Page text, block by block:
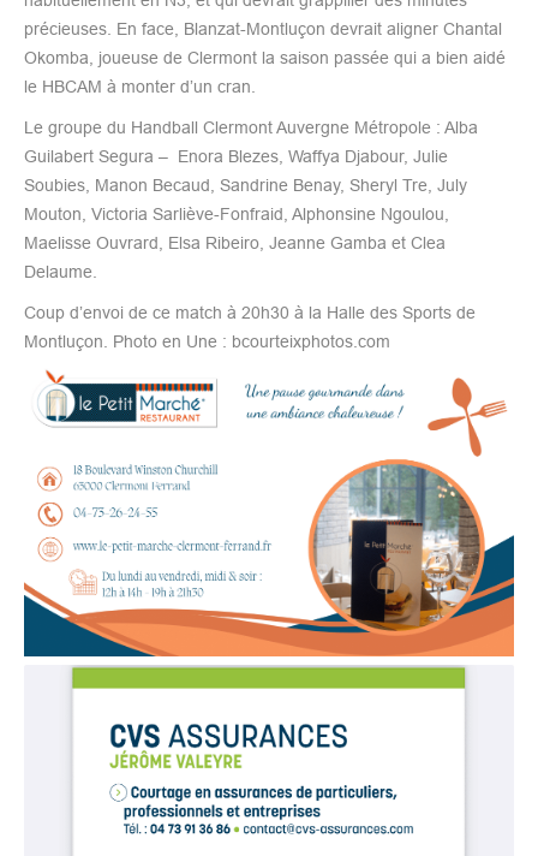
précieuses. En face, Blanzat-Montluçon devrait aligner Chantal
Okomba, joueuse de Clermont la saison passée qui a bien aidé
le HBCAM à monter d’un cran.
Le groupe du Handball Clermont Auvergne Métropole : Alba
Guilabert Segura – Enora Blezes, Waffya Djabour, Julie
Soubies, Manon Becaud, Sandrine Benay, Sheryl Tre, July
Mouton, Victoria Sarliève-Fonfraid, Alphonsine Ngoulou,
Maelisse Ouvrard, Elsa Ribeiro, Jeanne Gamba et Clea
Delaume.
Coup d’envoi de ce match à 20h30 à la Halle des Sports de
Montluçon. Photo en Une : bcourteixphotos.com